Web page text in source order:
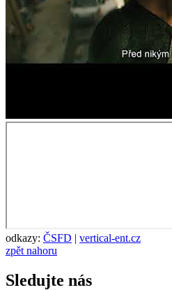
odkazy: ČSFD | vertical-ent.cz
zpět nahoru
Sledujte nás